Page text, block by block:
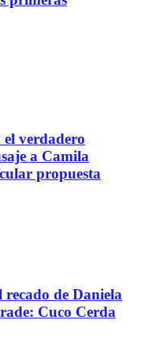
verdadero
a Camila
propuesta
recado de Daniela
Cuco Cerda